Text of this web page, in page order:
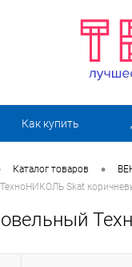
Как купить
Каталог товаров •
Skat